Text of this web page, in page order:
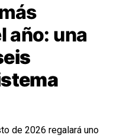
año: una
de 2026 regalará uno